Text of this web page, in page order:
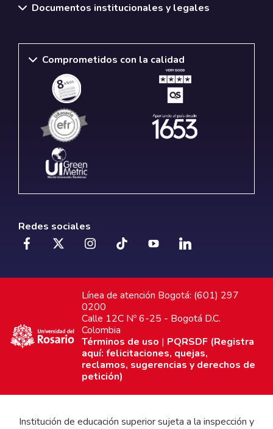
Documentos institucionales y legales
Comprometidos con la calidad
Redes sociales
Línea de atención Bogotá: (601) 297
0200
Calle 12C Nº 6-25 - Bogotá D.C.
Colombia
Términos de uso | PQRSDF (Registra
aquí: felicitaciones, quejas,
reclamos, sugerencias y derechos de
petición)
Institución de educación superior sujeta a la inspección y